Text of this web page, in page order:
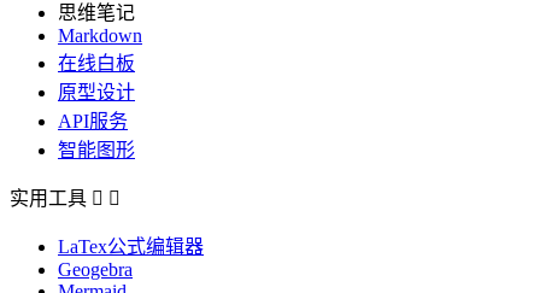
思维笔记
Markdown
在线白板
原型设计
API服务
智能图形
实用工具  
LaTex公式编辑器
Geogebra